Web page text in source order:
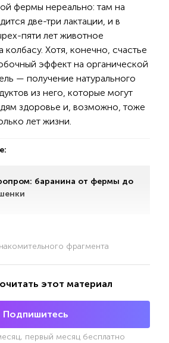
фермы нереально: там на
две-три лактации, и в
пяти лет животное
колбасу. Хотя, конечно, счастье
эффект на органической
— получение натурального
из него, которые могут
здоровье и, возможно, тоже
лет жизни.
баранина от фермы до
фрагмента
этот материал
Подпишитесь
первый месяц бесплатно